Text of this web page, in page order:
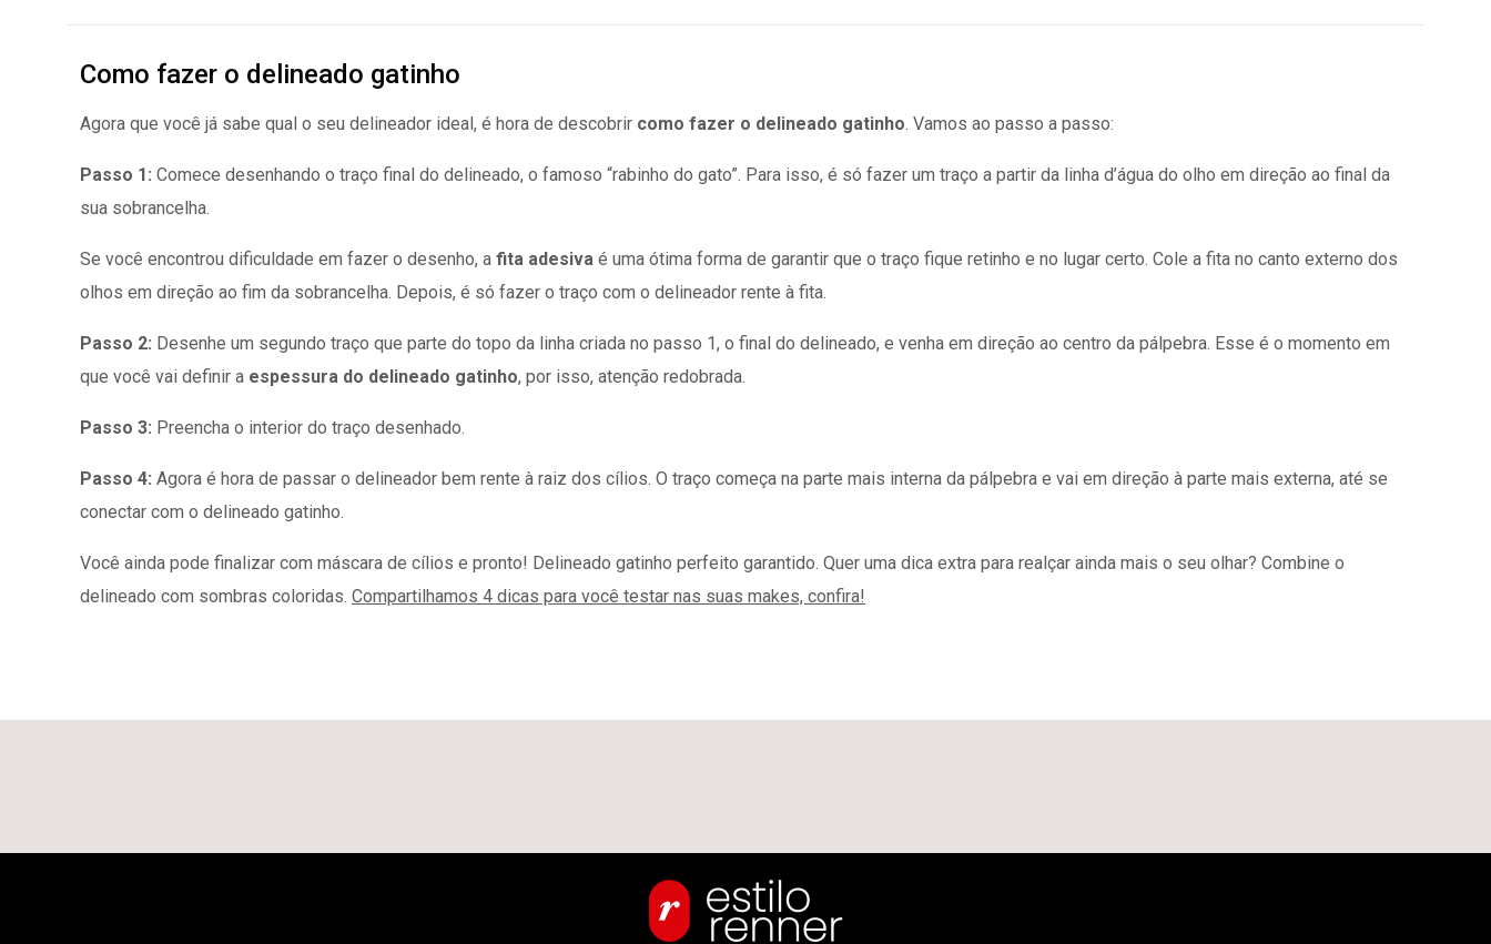
Como fazer o delineado gatinho
Agora que você já sabe qual o seu delineador ideal, é hora de descobrir como fazer o delineado gatinho. Vamos ao passo a passo:
Passo 1: Comece desenhando o traço final do delineado, o famoso “rabinho do gato”. Para isso, é só fazer um traço a partir da linha d’água do olho em direção ao final da
sua sobrancelha.
Se você encontrou dificuldade em fazer o desenho, a fita adesiva é uma ótima forma de garantir que o traço fique retinho e no lugar certo. Cole a fita no canto externo dos
olhos em direção ao fim da sobrancelha. Depois, é só fazer o traço com o delineador rente à fita.
Passo 2: Desenhe um segundo traço que parte do topo da linha criada no passo 1, o final do delineado, e venha em direção ao centro da pálpebra. Esse é o momento em
que você vai definir a espessura do delineado gatinho, por isso, atenção redobrada.
Passo 3: Preencha o interior do traço desenhado.
Passo 4: Agora é hora de passar o delineador bem rente à raiz dos cílios. O traço começa na parte mais interna da pálpebra e vai em direção à parte mais externa, até se
conectar com o delineado gatinho.
Você ainda pode finalizar com máscara de cílios e pronto! Delineado gatinho perfeito garantido. Quer uma dica extra para realçar ainda mais o seu olhar? Combine o
delineado com sombras coloridas. Compartilhamos 4 dicas para você testar nas suas makes, confira!